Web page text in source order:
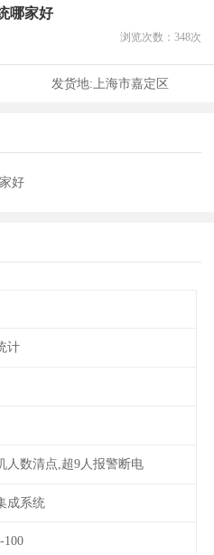
哪家好
浏览次数： 348次
发货地:上海市嘉定区
好
计
人数清点,超9人报警断电
成系统
100